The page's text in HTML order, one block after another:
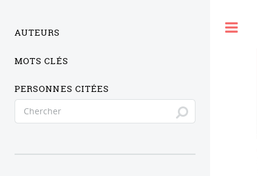
AUTEURS
MOTS CLÉS
PERSONNES CITÉES